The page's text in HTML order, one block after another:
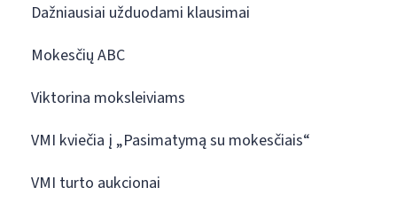
Dažniausiai užduodami klausimai
Mokesčių ABC
Viktorina moksleiviams
VMI kviečia į „Pasimatymą su mokesčiais“
VMI turto aukcionai